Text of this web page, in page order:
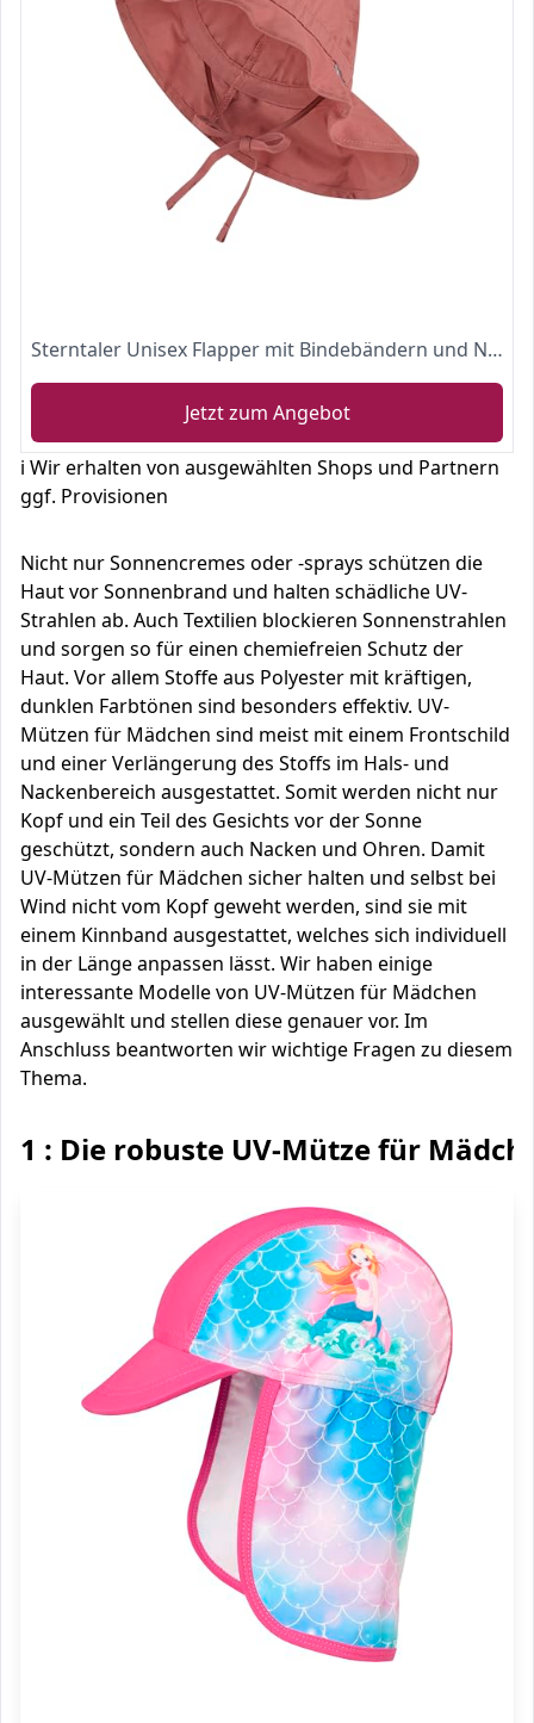
Sterntaler Unisex Flapper mit Bindebändern und Nackenschutz
Jetzt zum Angebot
ℹ️ Wir erhalten von ausgewählten Shops und Partnern
ggf. Provisionen
Nicht nur Sonnencremes oder -sprays schützen die
Haut vor Sonnenbrand und halten schädliche UV-
Strahlen ab. Auch Textilien blockieren Sonnenstrahlen
und sorgen so für einen chemiefreien Schutz der
Haut. Vor allem Stoffe aus Polyester mit kräftigen,
dunklen Farbtönen sind besonders effektiv. UV-
Mützen für Mädchen sind meist mit einem Frontschild
und einer Verlängerung des Stoffs im Hals- und
Nackenbereich ausgestattet. Somit werden nicht nur
Kopf und ein Teil des Gesichts vor der Sonne
geschützt, sondern auch Nacken und Ohren. Damit
UV-Mützen für Mädchen sicher halten und selbst bei
Wind nicht vom Kopf geweht werden, sind sie mit
einem Kinnband ausgestattet, welches sich individuell
in der Länge anpassen lässt. Wir haben einige
interessante Modelle von UV-Mützen für Mädchen
ausgewählt und stellen diese genauer vor. Im
Anschluss beantworten wir wichtige Fragen zu diesem
Thema.
1 : Die robuste UV-Mütze für